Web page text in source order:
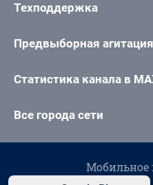
Техподдержка
Предвыборная агитация
Статистика канала в
Все города сети
Мобильное